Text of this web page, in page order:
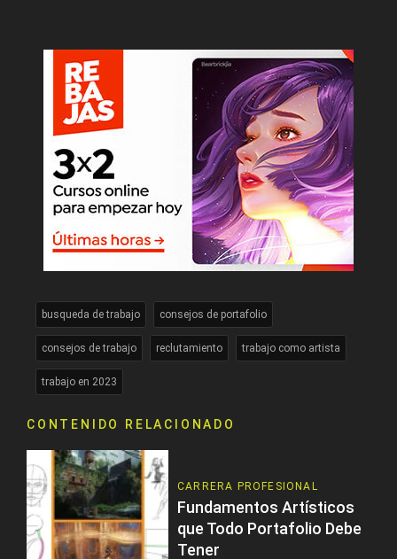
busqueda de trabajo consejos de portafolio
consejos de trabajo reclutamiento trabajo como artista
trabajo en 2023
CONTENIDO RELACIONADO
CARRERA PROFESIONAL
Fundamentos Artísticos
que Todo Portafolio Debe
Tener